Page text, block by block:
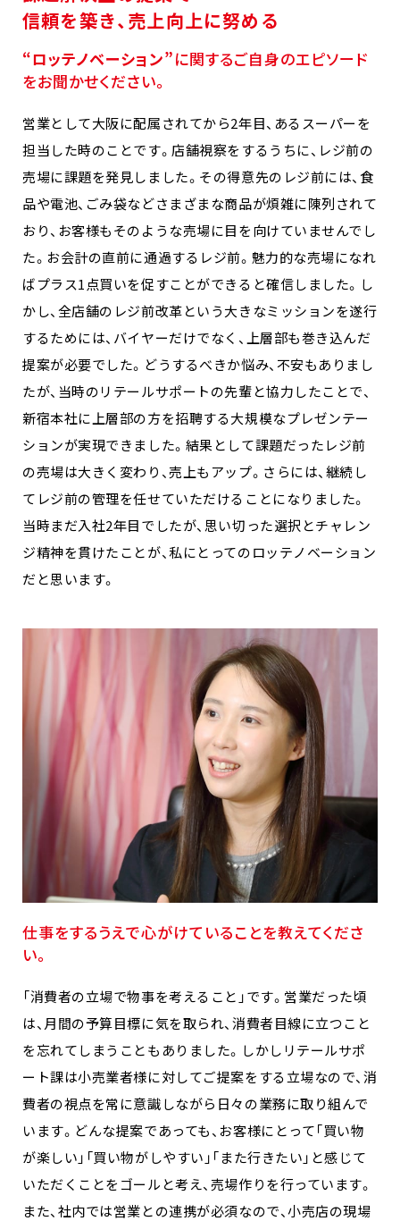
信頼を築き、売上向上に努める
“ロッテノベーション”に関するご自身のエピソード
をお聞かせください。
営業として大阪に配属されてから2年目、あるスーパーを
担当した時のことです。店舗視察をするうちに、レジ前の
売場に課題を発見しました。その得意先のレジ前には、食
品や電池、ごみ袋などさまざまな商品が煩雑に陳列されて
おり、お客様もそのような売場に目を向けていませんでし
た。お会計の直前に通過するレジ前。魅力的な売場になれ
ばプラス1点買いを促すことができると確信しました。し
かし、全店舗のレジ前改革という大きなミッションを遂行
するためには、バイヤーだけでなく、上層部も巻き込んだ
提案が必要でした。どうするべきか悩み、不安もありまし
たが、当時のリテールサポートの先輩と協力したことで、
新宿本社に上層部の方を招聘する大規模なプレゼンテー
ションが実現できました。結果として課題だったレジ前
の売場は大きく変わり、売上もアップ。さらには、継続し
てレジ前の管理を任せていただけることになりました。
当時まだ入社2年目でしたが、思い切った選択とチャレン
ジ精神を貫けたことが、私にとってのロッテノベーション
だと思います。
仕事をするうえで心がけていることを教えてくださ
い。
「消費者の立場で物事を考えること」です。営業だった頃
は、月間の予算目標に気を取られ、消費者目線に立つこと
を忘れてしまうこともありました。しかしリテールサポ
ート課は小売業者様に対してご提案をする立場なので、消
費者の視点を常に意識しながら日々の業務に取り組んで
います。どんな提案であっても、お客様にとって「買い物
が楽しい」「買い物がしやすい」「また行きたい」と感じて
いただくことをゴールと考え、売場作りを行っています。
また、社内では営業との連携が必須なので、小売店の現場